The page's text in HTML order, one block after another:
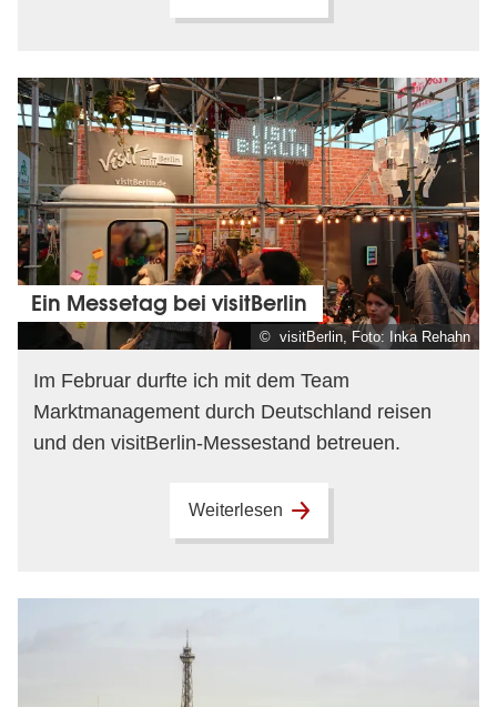
© visitBerlin, Foto: Inka Rehahn
Ein Messetag bei visitBerlin
Im Februar durfte ich mit dem Team
Marktmanagement durch Deutschland reisen
und den visitBerlin-Messestand betreuen.
Weiterlesen